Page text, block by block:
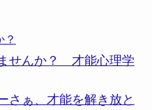
？
せんか？ 才能心理学
さぁ、才能を解き放と